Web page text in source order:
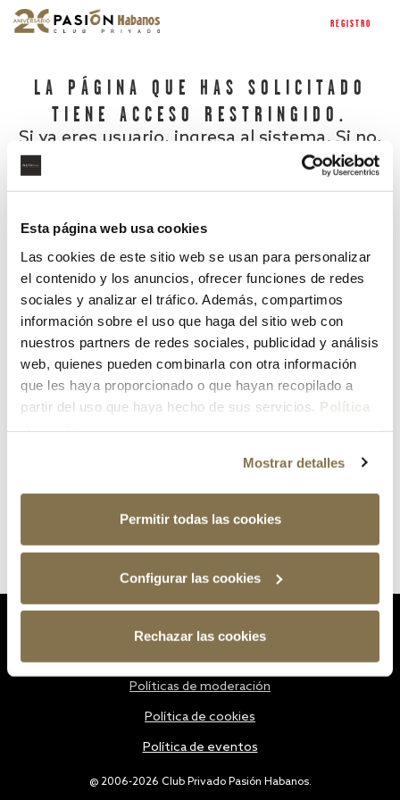
Esta página web usa cookies
Las cookies de este sitio web se usan para personalizar
el contenido y los anuncios, ofrecer funciones de redes
sociales y analizar el tráfico. Además, compartimos
información sobre el uso que haga del sitio web con
nuestros partners de redes sociales, publicidad y análisis
web, quienes pueden combinarla con otra información
que les haya proporcionado o que hayan recopilado a
partir del uso que haya hecho de sus servicios. Política
Mostrar detalles
Permitir todas las cookies
Configurar las cookies
Rechazar las cookies
REGISTRO
LA PÁGINA QUE HAS SOLICITADO
TIENE ACCESO RESTRINGIDO.
Si ya eres usuario, ingresa al sistema. Si no,
¿Has olvidado tu contraseña?
@ 2006-2026 Club Privado Pasión Habanos.
Políticas de moderación
Política de cookies
Política de eventos